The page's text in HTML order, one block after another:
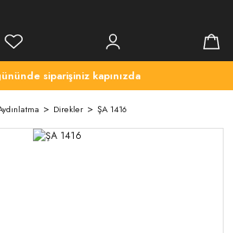
siparişiniz kapınızda
Direkler ŞA 1416